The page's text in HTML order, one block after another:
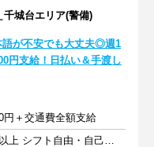
城台エリア(警備)
語が不安でも大丈夫◎週1
円支給！日払い＆手渡し
円＋交通費全額支給
週1日以上 1日1時間以上 シフト自由・自己申告